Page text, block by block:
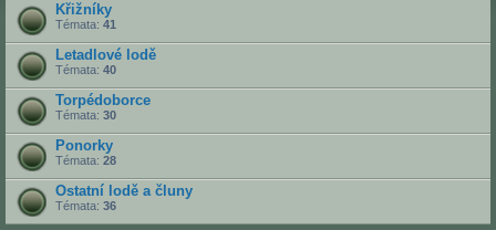
Křižníky
Témata: 41
Letadlové lodě
Témata: 40
Torpédoborce
Témata: 30
Ponorky
Témata: 28
Ostatní lodě a čluny
Témata: 36